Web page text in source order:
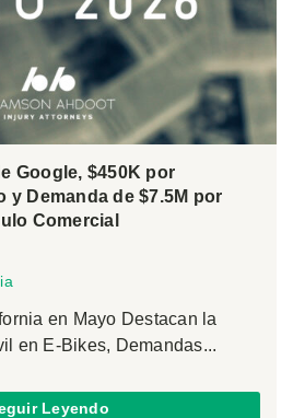
Google, $450K por
y Demanda de $7.5M por
Comercial
en Mayo Destacan la
en E-Bikes, Demandas...
Leyendo